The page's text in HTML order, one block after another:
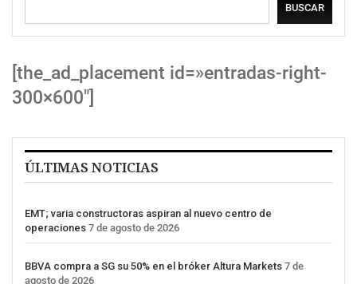
BUSCAR
[the_ad_placement id=»entradas-right-
300×600″]
ÚLTIMAS NOTICIAS
EMT; varia constructoras aspiran al nuevo centro de
operaciones 7 de agosto de 2026
BBVA compra a SG su 50% en el bróker Altura Markets 7 de
agosto de 2026